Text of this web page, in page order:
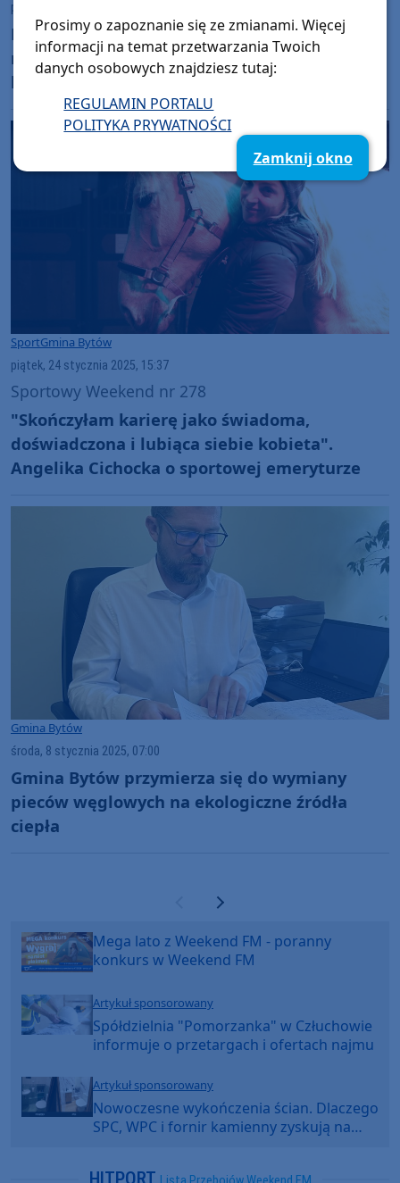
poniedziałek, 17 lutego 2025, 12:09
Podpalił dom byłej partnerki, gdy ta przed
nim uciekła. Agresor zatrzymany przez
bytowskich policjantów
SportGmina Bytów
piątek, 24 stycznia 2025, 15:37
Sportowy Weekend nr 278
"Skończyłam karierę jako świadoma,
doświadczona i lubiąca siebie kobieta".
Angelika Cichocka o sportowej emeryturze
Gmina Bytów
środa, 8 stycznia 2025, 07:00
Gmina Bytów przymierza się do wymiany
pieców węglowych na ekologiczne źródła
ciepła
Poprzednia strona
Następna strona
Mega lato z Weekend FM - poranny
konkurs w Weekend FM
Artykuł sponsorowany
Spółdzielnia "Pomorzanka" w Człuchowie
informuje o przetargach i ofertach najmu
Artykuł sponsorowany
Nowoczesne wykończenia ścian. Dlaczego
SPC, WPC i fornir kamienny zyskują na
Prosimy o zapoznanie się ze zmianami. Więcej
informacji na temat przetwarzania Twoich
danych osobowych znajdziesz tutaj:
REGULAMIN PORTALU
POLITYKA PRYWATNOŚCI
Zamknij okno